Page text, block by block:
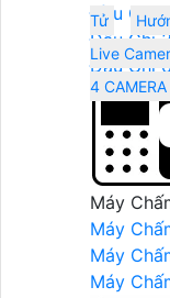
Đầu Ghi
Đầu Ghi
Đầu Ghi
Máy
Máy
Máy
Máy
Tử
Live
4